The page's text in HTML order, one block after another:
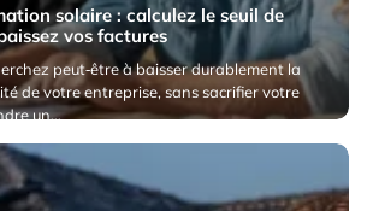
solaire : calculez le seuil de
vos factures
peut‑être à baisser durablement la
de votre entreprise, sans sacrifier votre
un…